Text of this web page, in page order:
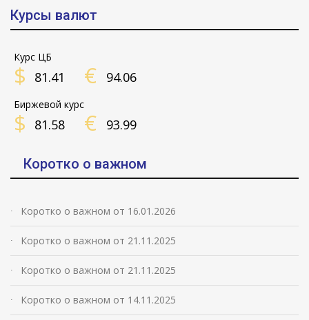
Курсы валют
Курс ЦБ
$ 81.41 € 94.06
Биржевой курс
$ 81.58 € 93.99
Коротко о важном
Коротко о важном от 16.01.2026
Коротко о важном от 21.11.2025
Коротко о важном от 21.11.2025
Коротко о важном от 14.11.2025